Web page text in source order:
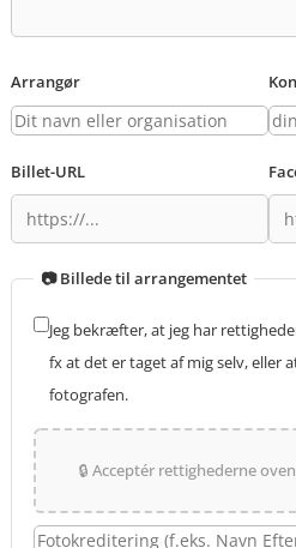
Arrangør
Billet-URL
📷 Billede til arrangementet
Jeg bekræfter, at jeg har
fx at det er taget af mig selv, eller
fotografen.
🔒 Acceptér rettighederne